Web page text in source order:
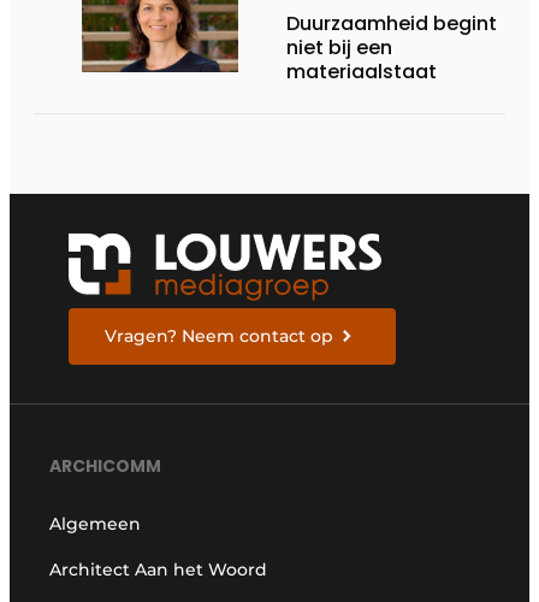
Duurzaamheid begint
niet bij een
materiaalstaat
Vragen? Neem contact op
ARCHICOMM
Algemeen
Architect Aan het Woord